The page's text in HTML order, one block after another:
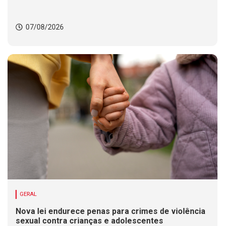
07/08/2026
GERAL
Nova lei endurece penas para crimes de violência
sexual contra crianças e adolescentes